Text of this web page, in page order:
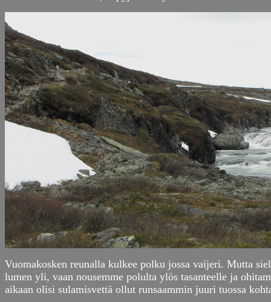
Vuomakosken reunalla kulkee polku jossa vaijeri. Mutta
lumen yli, vaan nousemme polulta ylös tasanteelle ja
aikaan olisi sulamisvettä ollut runsaammin juuri tuossa